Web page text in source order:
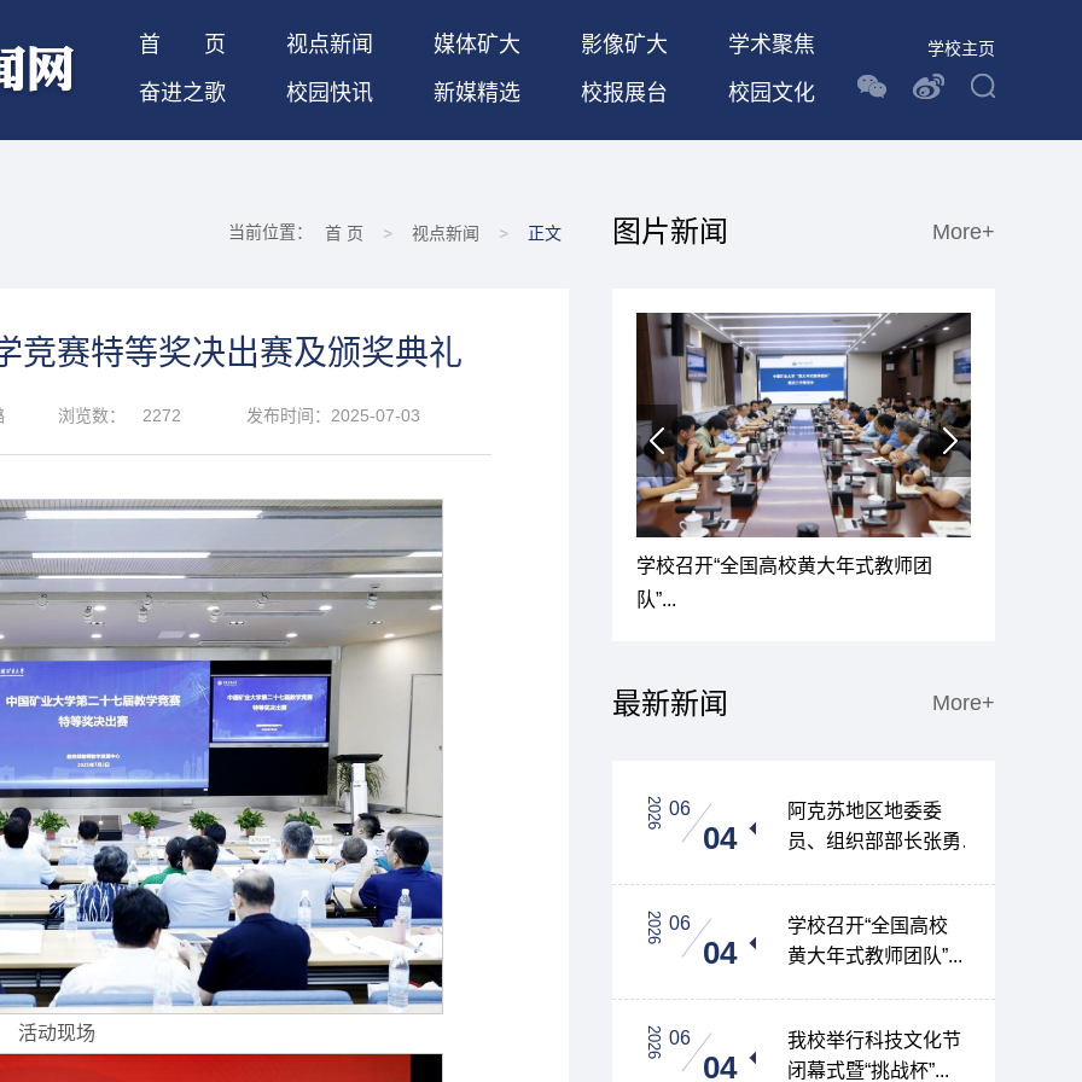
首 页 视点新闻 媒体矿大 影像矿大
学术聚焦
奋进之歌
校园快讯 新媒精选 校报展台 校园文化
学校主页
当前位置： 首 页 > 视点新闻 > 正文
竞赛特等奖决出赛及颁奖典礼
浏览数： 2272 发布时间：2025-07-03
活动现场
图片新闻 More+
省中非经贸合作促进研究会一行来
流
阿克苏地区地委委员、组织部部长张勇
一...
学校召开“全国高校黄大年式教师团
队”...
最新新闻 More+
2026 06
04
阿克苏地区地委委
员、组织部部长张勇
2026 06
04
学校召开“全国高校
黄大年式教师团队”...
2026 06
04
我校举行科技文化节
闭幕式暨“挑战杯”...